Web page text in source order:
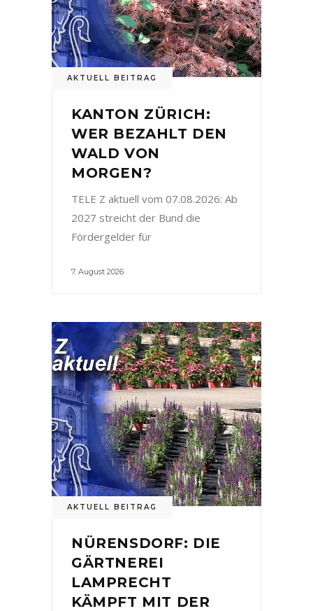
AKTUELL BEITRAG
KANTON ZÜRICH:
WER BEZAHLT DEN
WALD VON
MORGEN?
TELE Z aktuell vom 07.08.2026: Ab
2027 streicht der Bund die
Fördergelder für
7. August 2026
AKTUELL BEITRAG
NÜRENSDORF: DIE
GÄRTNEREI
LAMPRECHT
KÄMPFT MIT DER